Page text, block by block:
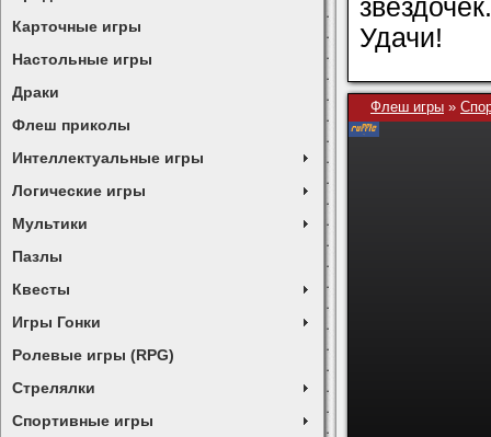
Карточные игры
Настольные игры
Драки
Флеш приколы
Интеллектуальные игры
Логические игры
Мультики
Пазлы
Квесты
Игры Гонки
Ролевые игры (RPG)
Стрелялки
Спортивные игры
Удачи!
Флеш игры »